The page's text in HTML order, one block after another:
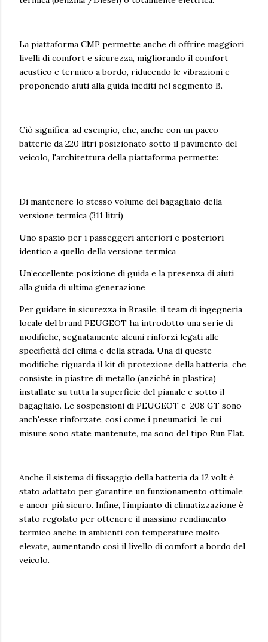
La piattaforma CMP permette anche di offrire maggiori
livelli di comfort e sicurezza, migliorando il comfort
acustico e termico a bordo, riducendo le vibrazioni e
proponendo aiuti alla guida inediti nel segmento B.
Ciò significa, ad esempio, che, anche con un pacco
batterie da 220 litri posizionato sotto il pavimento del
veicolo, l'architettura della piattaforma permette:
Di mantenere lo stesso volume del bagagliaio della
versione termica (311 litri)
Uno spazio per i passeggeri anteriori e posteriori
identico a quello della versione termica
Un’eccellente posizione di guida e la presenza di aiuti
alla guida di ultima generazione
Per guidare in sicurezza in Brasile, il team di ingegneria
locale del brand PEUGEOT ha introdotto una serie di
modifiche, segnatamente alcuni rinforzi legati alle
specificità del clima e della strada. Una di queste
modifiche riguarda il kit di protezione della batteria, che
consiste in piastre di metallo (anziché in plastica)
installate su tutta la superficie del pianale e sotto il
bagagliaio. Le sospensioni di PEUGEOT e-208 GT sono
anch'esse rinforzate, così come i pneumatici, le cui
misure sono state mantenute, ma sono del tipo Run Flat.
Anche il sistema di fissaggio della batteria da 12 volt è
stato adattato per garantire un funzionamento ottimale
e ancor più sicuro. Infine, l’impianto di climatizzazione è
stato regolato per ottenere il massimo rendimento
termico anche in ambienti con temperature molto
elevate, aumentando così il livello di comfort a bordo del
veicolo.